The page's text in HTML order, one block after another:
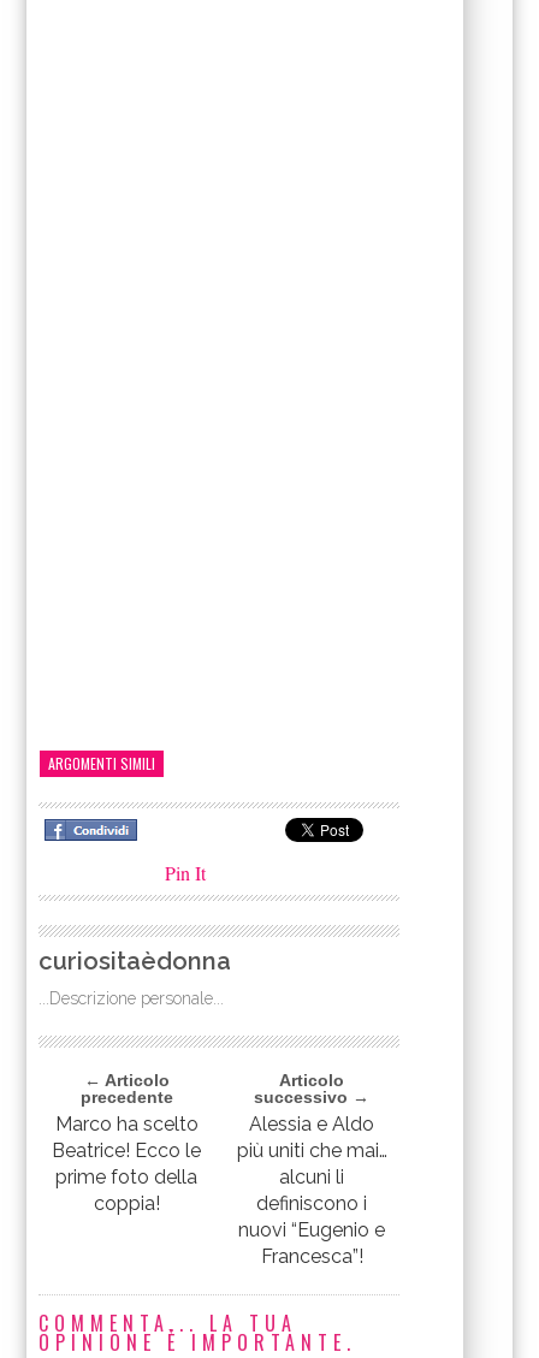
ARGOMENTI SIMILI
Pin It
curiositaèdonna
...Descrizione personale...
← Articolo
precedente
Marco ha scelto
Beatrice! Ecco le
prime foto della
coppia!
Articolo
successivo →
Alessia e Aldo
più uniti che mai…
alcuni li
definiscono i
nuovi “Eugenio e
Francesca”!
COMMENTA... LA TUA
OPINIONE È IMPORTANTE.